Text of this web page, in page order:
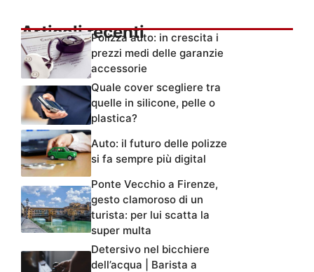
Articoli recentiPolizza auto: in crescita i
prezzi medi delle garanzie
accessorie
Quale cover scegliere tra
quelle in silicone, pelle o
plastica?
Auto: il futuro delle polizze
si fa sempre più digital
Ponte Vecchio a Firenze,
gesto clamoroso di un
turista: per lui scatta la
super multa
Detersivo nel bicchiere
dell’acqua | Barista a